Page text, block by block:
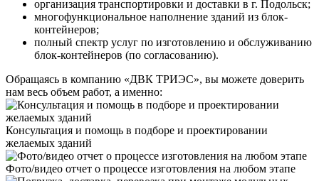
организация транспортировки и доставки в г. Подольск;
многофункциональное наполнение зданий из блок-
контейнеров;
полный спектр услуг по изготовлению и обслуживанию
блок-контейнеров (по согласованию).
Обращаясь в компанию «ДВК ТРИЭС», вы можете доверить
нам весь объем работ, а именно:
Консультация и помощь в подборе и проектировании
желаемых зданий
Фото/видео отчет о процессе изготовления на любом этапе